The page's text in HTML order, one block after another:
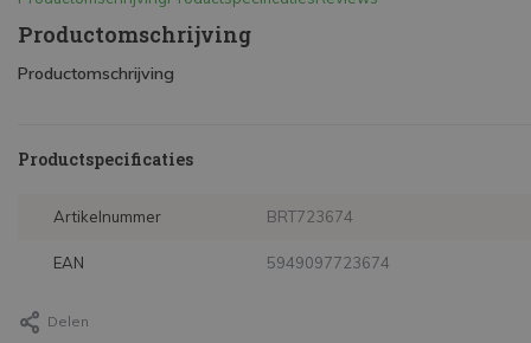
Productomschrijving
Productomschrijving
Productspecificaties
Artikelnummer BRT723674
EAN 5949097723674
Delen